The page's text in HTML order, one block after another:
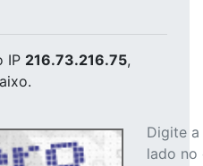
IP 216.73.216.75,
Digite
lado no